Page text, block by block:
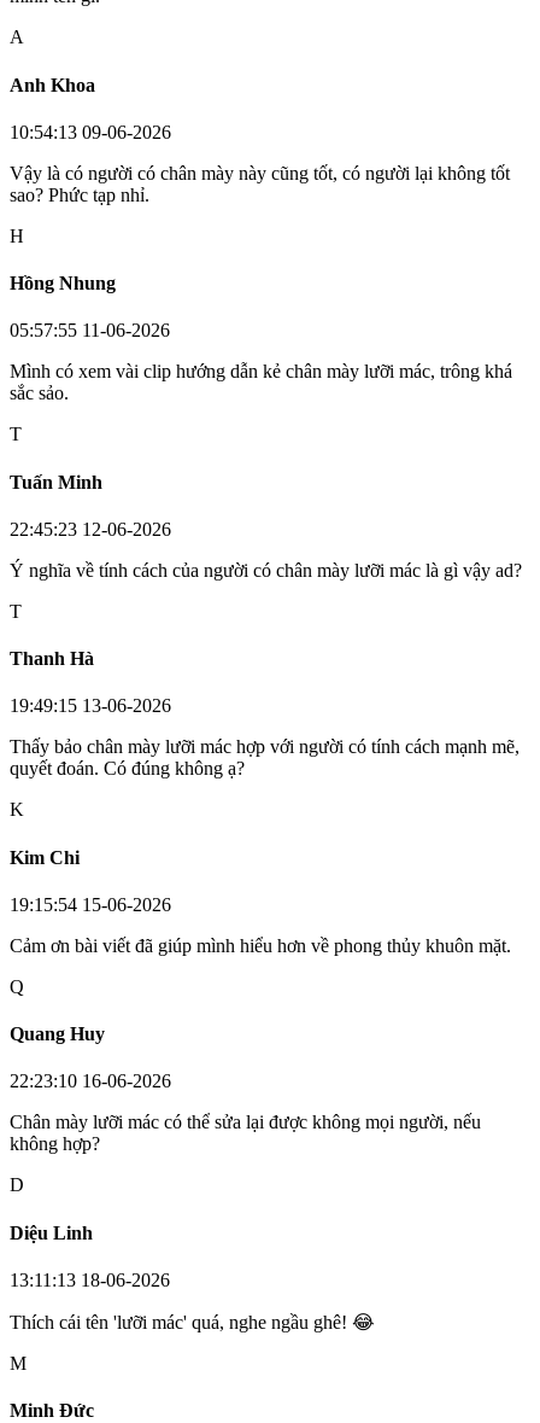
A
Anh Khoa
10:54:13 09-06-2026
Vậy là có người có chân mày này cũng tốt, có người lại không tốt
sao? Phức tạp nhỉ.
H
Hồng Nhung
05:57:55 11-06-2026
Mình có xem vài clip hướng dẫn kẻ chân mày lưỡi mác, trông khá
sắc sảo.
T
Tuấn Minh
22:45:23 12-06-2026
Ý nghĩa về tính cách của người có chân mày lưỡi mác là gì vậy ad?
T
Thanh Hà
19:49:15 13-06-2026
Thấy bảo chân mày lưỡi mác hợp với người có tính cách mạnh mẽ,
quyết đoán. Có đúng không ạ?
K
Kim Chi
19:15:54 15-06-2026
Cảm ơn bài viết đã giúp mình hiểu hơn về phong thủy khuôn mặt.
Q
Quang Huy
22:23:10 16-06-2026
Chân mày lưỡi mác có thể sửa lại được không mọi người, nếu
không hợp?
D
Diệu Linh
13:11:13 18-06-2026
Thích cái tên 'lưỡi mác' quá, nghe ngầu ghê! 😂
M
Minh Đức